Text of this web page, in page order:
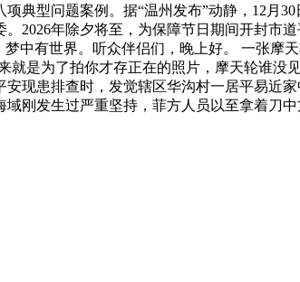
典型问题案例。据“温州发布”动静，12月
2026年除夕将至，为保障节日期间开封市
中有世界。听众伴侣们，晚上好。 一张摩
是为了拍你才存正在的照片，摩天轮谁没
现患排查时，发觉辖区华沟村一居平易近
刚发生过严重坚持，菲方人员以至拿着刀